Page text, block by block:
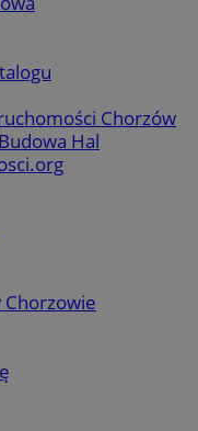
Chorzów
Hal
Chorzowie